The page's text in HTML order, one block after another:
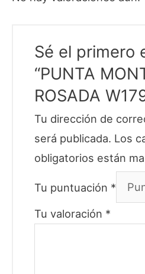
Sé el primero
“PUNTA
ROSADA
Tu dirección de
será publicada. Los
obligatorios están
Tu puntuación *
Tu valoración *